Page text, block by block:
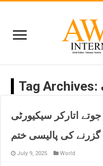
Tag Archives:
جوتے اتارکر سیکیورٹی
کی پالیسی ختم
July 9, 2025 World